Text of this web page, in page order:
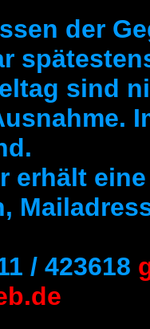
der
sind
erhält
/ 423618